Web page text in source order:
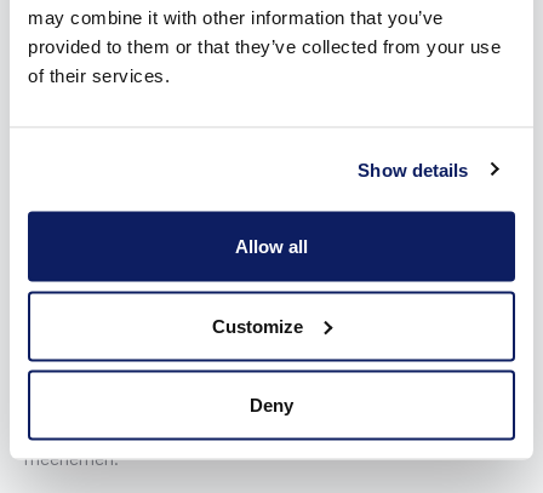
may combine it with other information that you’ve
provided to them or that they’ve collected from your use
of their services.
Show details
Allow all
Customize
Deny
verbruiken.
Oververhitting in de woning
probleem. Enerzijds omdat de bouwtechnieken zijn
Anderzijds zien we dat onze zomers warmer zijn geworden.
We mogen er vanuit gaan dat de klimaatverandering geen
Wanneer je gaat bouwen of renoveren, kijk je best zo’n 30 jaar
meenemen.